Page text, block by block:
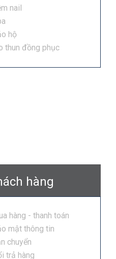
nail
hộ
thun đồng phục
hàng
hàng - thanh toán
mật thông tin
chuyển
trả hàng